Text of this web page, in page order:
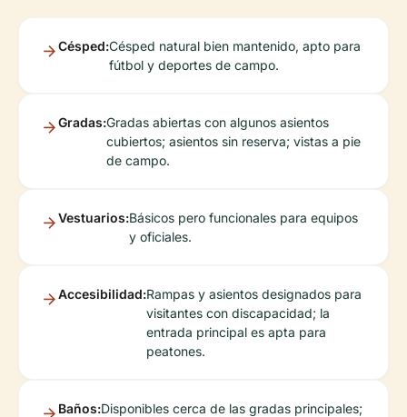
Césped:Césped natural bien mantenido, apto para
fútbol y deportes de campo.
Gradas:Gradas abiertas con algunos asientos
cubiertos; asientos sin reserva; vistas a pie
de campo.
Vestuarios:Básicos pero funcionales para equipos
y oficiales.
Accesibilidad:Rampas y asientos designados para
visitantes con discapacidad; la
entrada principal es apta para
peatones.
Baños:Disponibles cerca de las gradas principales;